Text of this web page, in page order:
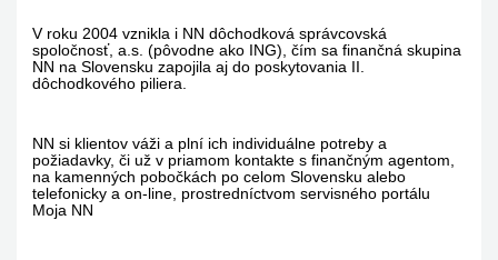
V roku 2004 vznikla i NN dôchodková správcovská
spoločnosť, a.s. (pôvodne ako ING), čím sa finančná skupina
NN na Slovensku zapojila aj do poskytovania II.
dôchodkového piliera.
NN si klientov váži a plní ich individuálne potreby a
požiadavky, či už v priamom kontakte s finančným agentom,
na kamenných pobočkách po celom Slovensku alebo
telefonicky a on-line, prostredníctvom servisného portálu
Moja NN